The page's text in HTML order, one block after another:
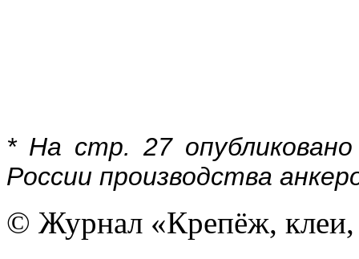
* На стр. 27
России производства
© Журнал «Крепёж, клеи,